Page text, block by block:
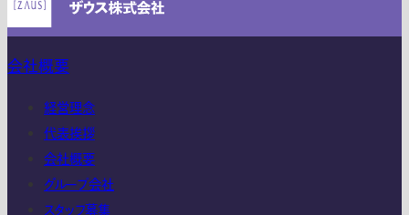
会社概要
経営理念
代表挨拶
会社概要
グループ会社